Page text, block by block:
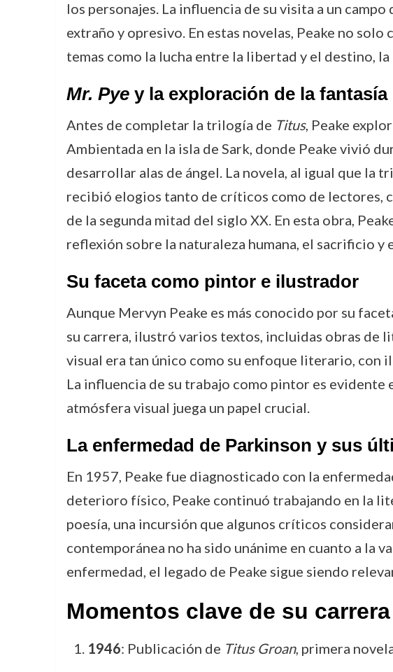
los personajes. La influencia de su visita a un
extraño y opresivo. En estas novelas, Peake no
temas como la lucha entre la libertad y el destino,
Mr. Pyey la exploración de la fantasía
Antes de completar la trilogía de Titus, Peake
Ambientada en la isla de Sark, donde Peake vivió
desarrollar alas de ángel. La novela, al igual que la
recibió elogios tanto de críticos como de lectores,
de la segunda mitad del siglo XX. En esta obra,
reflexión sobre la naturaleza humana, el sacrificio y
Su faceta como pintor e ilustrador
Aunque Mervyn Peake es más conocido por su
su carrera, ilustró varios textos, incluidas obras de
visual era tan único como su enfoque literario, con
La influencia de su trabajo como pintor es evidente
atmósfera visual juega un papel crucial.
La enfermedad de Parkinson y sus
En 1957, Peake fue diagnosticado con la
deterioro físico, Peake continuó trabajando en la
poesía, una incursión que algunos críticos
contemporánea no ha sido unánime en cuanto a la
enfermedad, el legado de Peake sigue siendo
Momentos clave de su carrera
1946: Publicación de Titus Groan, primera